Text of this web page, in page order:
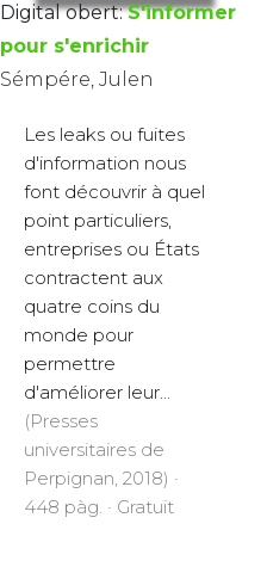
Digital obert: S'informer
pour s'enrichir
Sémpére, Julen
Les leaks ou fuites
d'information nous
font découvrir à quel
point particuliers,
entreprises ou États
contractent aux
quatre coins du
monde pour
permettre
d'améliorer leur...
(Presses
universitaires de
Perpignan, 2018) ·
448 pàg. · Gratuït